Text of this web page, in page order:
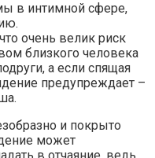
в интимной сфере,
очень велик риск
близкого человека
а если спящая
предупреждает –
и покрыто
может